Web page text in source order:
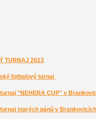
TURNAJ 2023
fotbalový turnaj
"NEHERA CUP" v
starých pánů v Brankovicích